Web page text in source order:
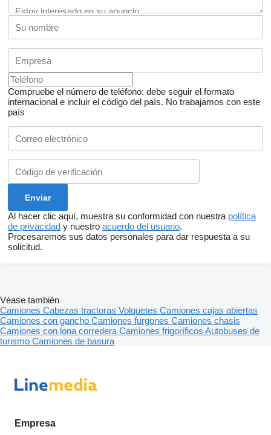
Compruebe el número de teléfono: debe seguir el formato
internacional e incluir el código del país. No trabajamos con este
país
Al hacer clic aquí, muestra su conformidad con nuestra política
de privacidad y nuestro acuerdo del usuario.
Procesaremos sus datos personales para dar respuesta a su
solicitud.
Véase también
Camiones Cabezas tractoras Volquetes Camiones cajas abiertas
Camiones con gancho Camiones furgones Camiones chasis
Camiones con lona corredera Camiones frigoríficos Autobuses de
turismo Camiones de basura
Empresa